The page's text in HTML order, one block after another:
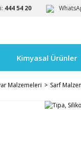
444 54 20
Kimyasal Ürünler
Malzemeleri Sarf